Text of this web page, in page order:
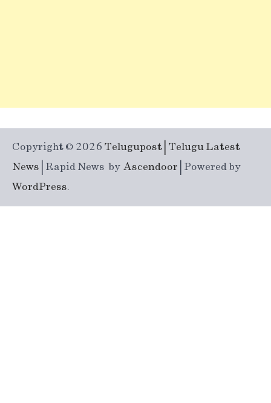
Copyright © 2026 Telugupost | Telugu Latest
News | Rapid News byAscendoor | Powered by
WordPress.